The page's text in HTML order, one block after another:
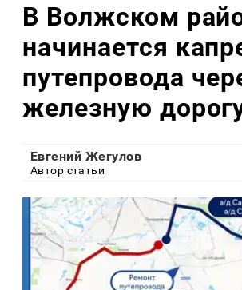
В Волжском
начинается
путепровода
железную
Евгений Жегулов
Автор статьи